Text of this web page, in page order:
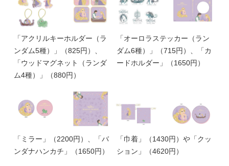
「アクリルキーホルダー（ラ
ンダム5種）」（825円）、
「ウッドマグネット（ランダ
ム4種）」（880円）
「オーロラステッカー（ラン
ダム6種）」（715円）、「カ
ードホルダー」（1650円）
「ミラー」（2200円）、「バ
ンダナハンカチ」（1650円）
「巾着」（1430円）や「クッ
ション」（4620円）